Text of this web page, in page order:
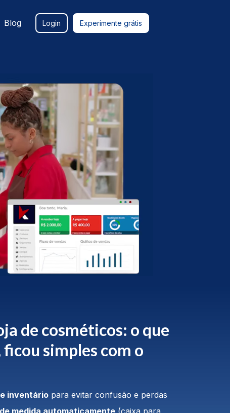
Blog Login Experimente grátis
de cosméticos: o que
simples com o
inventário para evitar confusão e perdas
medida automaticamente (caixa para